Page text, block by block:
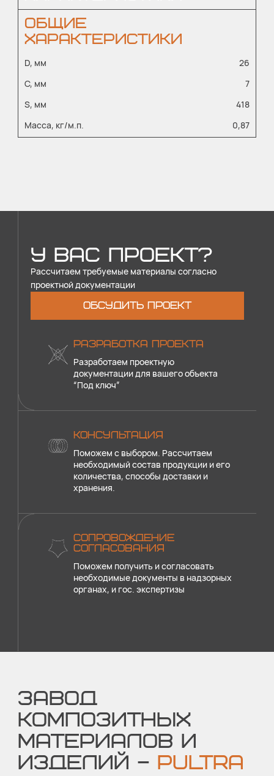
ОБЩИЕ
ХАРАКТЕРИСТИКИ
D, мм
26
C, мм
7
S, мм
418
Масса, кг/м.п.
0,87
У ВАС ПРОЕКТ?
Рассчитаем требуемые материалы согласно
проектной документации
ОБСУДИТЬ ПРОЕКТ
РАЗРАБОТКА ПРОЕКТА
Разработаем проектную
документации для вашего объекта
“Под ключ”
КОНСУЛЬТАЦИЯ
Поможем с выбором. Рассчитаем
необходимый состав продукции и его
количества, способы доставки и
хранения.
СОПРОВОЖДЕНИЕ
СОГЛАСОВАНИЯ
Поможем получить и согласовать
необходимые документы в надзорных
органах, и гос. экспертизы
ЗАВОД
КОМПОЗИТНЫХ
МАТЕРИАЛОВ И
ИЗДЕЛИЙ – PULTRA